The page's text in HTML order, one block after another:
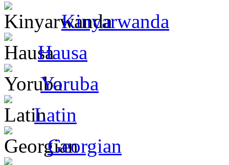
Kinyarwanda
Hausa
Yoruba
Latin
Georgian